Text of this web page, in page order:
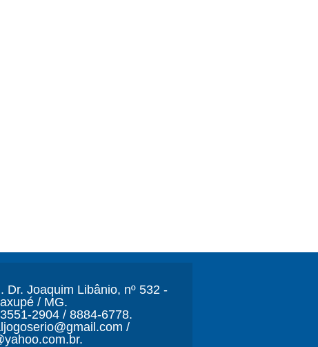
Dr. Joaquim Libânio, nº 532 -
/ MG.
2904 / 8884-6778.
/